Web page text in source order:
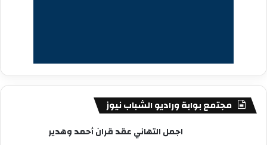
مجتمع بوابة وراديو الشباب نيوز
اجمل التهاني عقد قران أحمد وهدير